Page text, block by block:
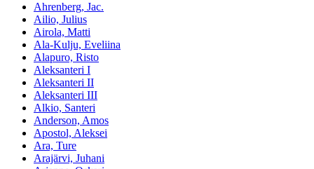
Ahrenberg, Jac.
Ailio, Julius
Airola, Matti
Ala-Kulju, Eveliina
Alapuro, Risto
Aleksanteri I
Aleksanteri II
Aleksanteri III
Alkio, Santeri
Anderson, Amos
Apostol, Aleksei
Ara, Ture
Arajärvi, Juhani